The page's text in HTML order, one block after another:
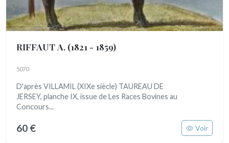
RIFFAUT A. (1821 - 1859)
5070
D'après VILLAMIL (XIXe siècle) TAUREAU DE
JERSEY, planche IX, issue de Les Races Bovines au
Concours...
60 € Voir